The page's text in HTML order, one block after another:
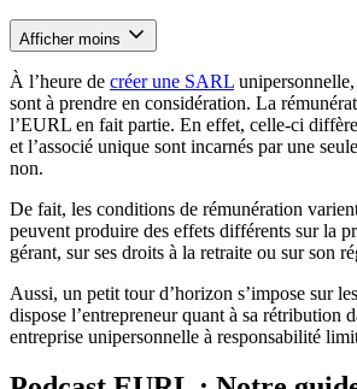
Afficher moins
À l’heure de créer une SARL
sont à prendre en considération. La
l’EURL en fait partie. En effet, celle-ci
et l’associé unique sont incarnés par une
non.
De fait, les conditions de rémunération
peuvent produire des effets différents sur la
gérant, sur ses droits à la retraite ou sur son
Aussi, un petit tour d’horizon s’impose sur
dispose l’entrepreneur quant à sa rétribution
entreprise unipersonnelle à responsabilité